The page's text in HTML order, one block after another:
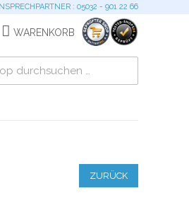
: 05032 - 901 22 66
WARENKORB
ZURÜCK